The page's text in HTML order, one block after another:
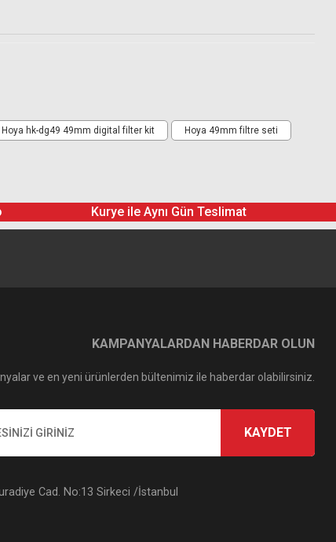
Hoya hk-dg49 49mm digital filter kit Hoya 49mm filtre seti
Kurye ile Aynı Gün Teslimat
KAMPANYALARDAN HABERDAR OLUN
ve en yeni ürünlerden bültenimiz ile haberdar olabilirsiniz.
KAYDET
Cad. No:13 Sirkeci /İstanbul